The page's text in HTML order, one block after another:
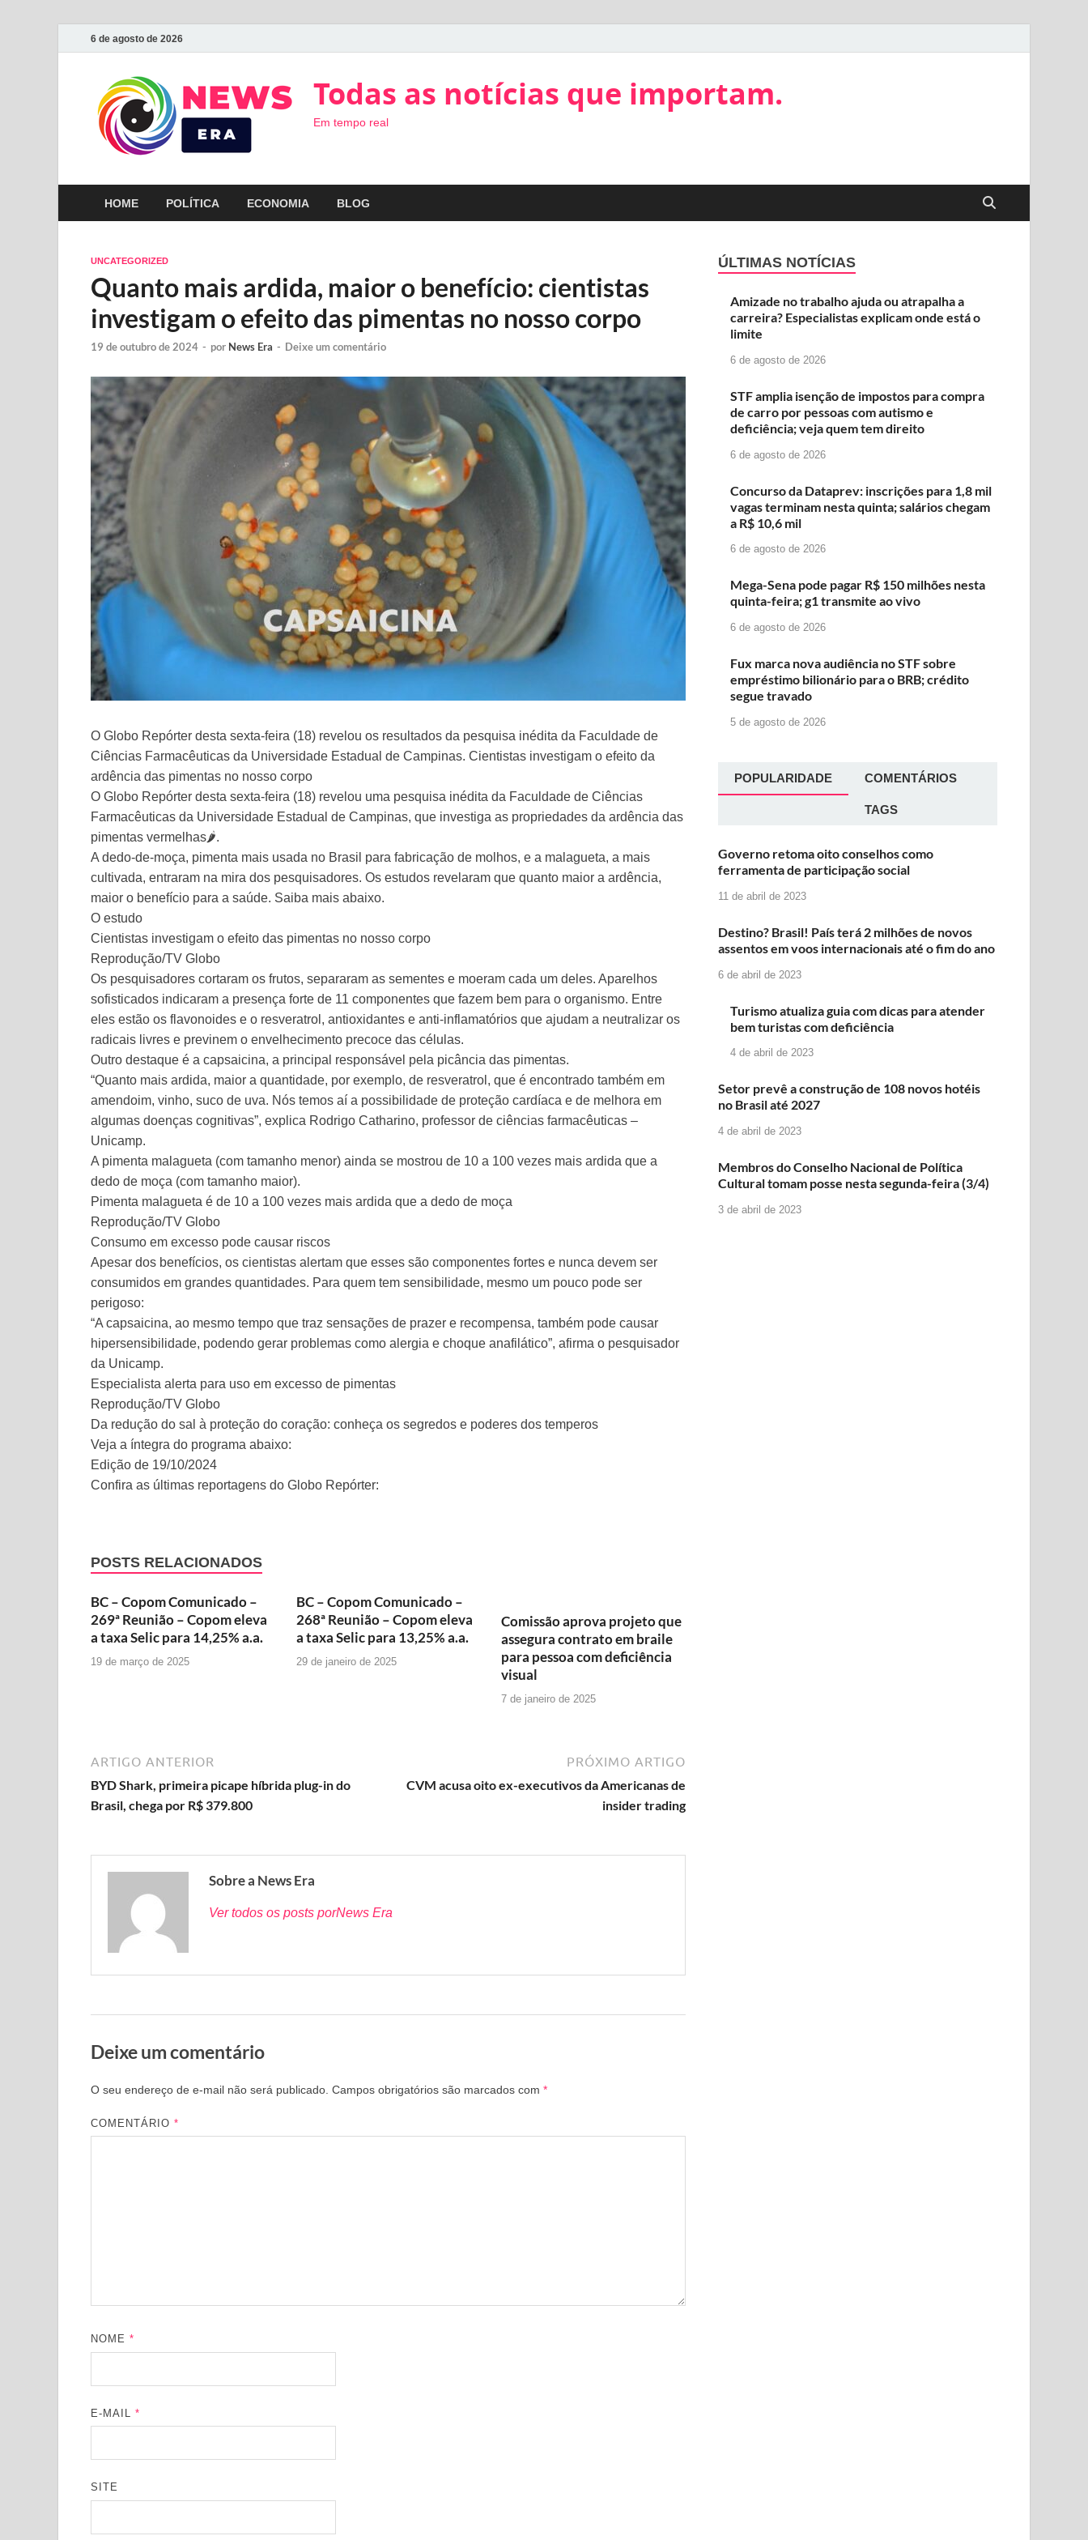
6 de agosto de 2026
Todas as notícias que importam.
Em tempo real
HOME POLÍTICA ECONOMIA BLOG
UNCATEGORIZED
Quanto mais ardida, maior o benefício: cientistas
investigam o efeito das pimentas no nosso corpo
19 de outubro de 2024 - por News Era - Deixe um comentário
O Globo Repórter desta sexta-feira (18) revelou os resultados da pesquisa inédita da Faculdade de
Ciências Farmacêuticas da Universidade Estadual de Campinas. Cientistas investigam o efeito da
ardência das pimentas no nosso corpo
O Globo Repórter desta sexta-feira (18) revelou uma pesquisa inédita da Faculdade de Ciências
Farmacêuticas da Universidade Estadual de Campinas, que investiga as propriedades da ardência das
pimentas vermelhas🌶️.
A dedo-de-moça, pimenta mais usada no Brasil para fabricação de molhos, e a malagueta, a mais
cultivada, entraram na mira dos pesquisadores. Os estudos revelaram que quanto maior a ardência,
maior o benefício para a saúde. Saiba mais abaixo.
O estudo
Cientistas investigam o efeito das pimentas no nosso corpo
Reprodução/TV Globo
Os pesquisadores cortaram os frutos, separaram as sementes e moeram cada um deles. Aparelhos
sofisticados indicaram a presença forte de 11 componentes que fazem bem para o organismo. Entre
eles estão os flavonoides e o resveratrol, antioxidantes e anti-inflamatórios que ajudam a neutralizar os
radicais livres e previnem o envelhecimento precoce das células.
Outro destaque é a capsaicina, a principal responsável pela picância das pimentas.
“Quanto mais ardida, maior a quantidade, por exemplo, de resveratrol, que é encontrado também em
amendoim, vinho, suco de uva. Nós temos aí a possibilidade de proteção cardíaca e de melhora em
algumas doenças cognitivas”, explica Rodrigo Catharino, professor de ciências farmacêuticas –
Unicamp.
A pimenta malagueta (com tamanho menor) ainda se mostrou de 10 a 100 vezes mais ardida que a
dedo de moça (com tamanho maior).
Pimenta malagueta é de 10 a 100 vezes mais ardida que a dedo de moça
Reprodução/TV Globo
Consumo em excesso pode causar riscos
Apesar dos benefícios, os cientistas alertam que esses são componentes fortes e nunca devem ser
consumidos em grandes quantidades. Para quem tem sensibilidade, mesmo um pouco pode ser
perigoso:
“A capsaicina, ao mesmo tempo que traz sensações de prazer e recompensa, também pode causar
hipersensibilidade, podendo gerar problemas como alergia e choque anafilático”, afirma o pesquisador
da Unicamp.
Especialista alerta para uso em excesso de pimentas
Reprodução/TV Globo
Da redução do sal à proteção do coração: conheça os segredos e poderes dos temperos
Veja a íntegra do programa abaixo:
Edição de 19/10/2024
Confira as últimas reportagens do Globo Repórter:
POSTS RELACIONADOS
BC – Copom Comunicado –
269ª Reunião – Copom eleva
a taxa Selic para 14,25% a.a.
19 de março de 2025
BC – Copom Comunicado –
268ª Reunião – Copom eleva
a taxa Selic para 13,25% a.a.
29 de janeiro de 2025
Comissão aprova projeto que
assegura contrato em braile
para pessoa com deficiência
visual
7 de janeiro de 2025
ARTIGO ANTERIOR
BYD Shark, primeira picape híbrida plug-in do
Brasil, chega por R$ 379.800
PRÓXIMO ARTIGO
CVM acusa oito ex-executivos da Americanas de
insider trading
Sobre a News Era
Ver todos os posts porNews Era
Deixe um comentário
O seu endereço de e-mail não será publicado. Campos obrigatórios são marcados com *
COMENTÁRIO*
NOME*
E-MAIL*
SITE
ÚLTIMAS NOTÍCIAS
Amizade no trabalho ajuda ou atrapalha a
carreira? Especialistas explicam onde está o
limite
6 de agosto de 2026
STF amplia isenção de impostos para compra
de carro por pessoas com autismo e
deficiência; veja quem tem direito
6 de agosto de 2026
Concurso da Dataprev: inscrições para 1,8 mil
vagas terminam nesta quinta; salários chegam
a R$ 10,6 mil
6 de agosto de 2026
Mega-Sena pode pagar R$ 150 milhões nesta
quinta-feira; g1 transmite ao vivo
6 de agosto de 2026
Fux marca nova audiência no STF sobre
empréstimo bilionário para o BRB; crédito
segue travado
5 de agosto de 2026
POPULARIDADE COMENTÁRIOS
TAGS
Governo retoma oito conselhos como
ferramenta de participação social
11 de abril de 2023
Destino? Brasil! País terá 2 milhões de novos
assentos em voos internacionais até o fim do ano
6 de abril de 2023
Turismo atualiza guia com dicas para atender
bem turistas com deficiência
4 de abril de 2023
Setor prevê a construção de 108 novos hotéis
no Brasil até 2027
4 de abril de 2023
Membros do Conselho Nacional de Política
Cultural tomam posse nesta segunda-feira (3/4)
3 de abril de 2023